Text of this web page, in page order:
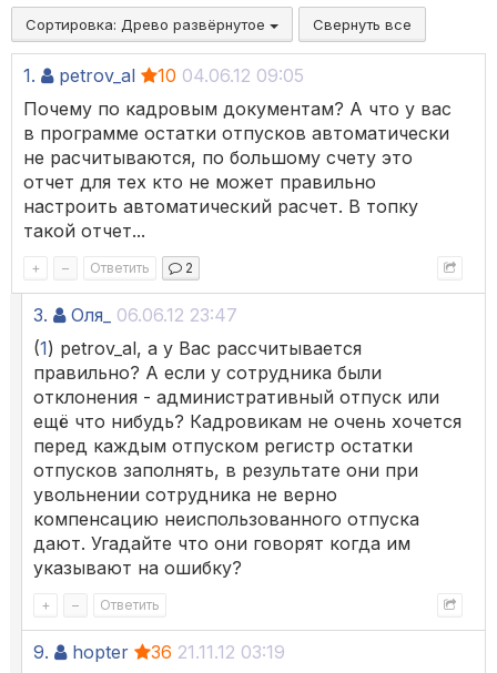
Сортировка: Древо развёрнутое Свернуть все
1. petrov_al 10 04.06.12 09:05
Почему по кадровым документам? А что у вас
в программе остатки отпусков автоматически
не расчитываются, по большому счету это
отчет для тех кто не может правильно
настроить автоматический расчет. В топку
такой отчет...
+ – Ответить 2
3. Оля_
06.06.12 23:47
(1) petrov_al, а у Вас рассчитывается
правильно? А если у сотрудника были
отклонения - административный отпуск или
ещё что нибудь? Кадровикам не очень хочется
перед каждым отпуском регистр остатки
отпусков заполнять, в результате они при
увольнении сотрудника не верно
компенсацию неиспользованного отпуска
дают. Угадайте что они говорят когда им
указывают на ошибку?
+ – Ответить
9. hopter 36 21.11.12 03:19